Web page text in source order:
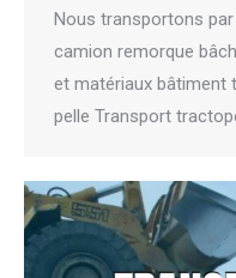
Nous transportons
camion remorque
et matériaux bâtiment
pelle Transport